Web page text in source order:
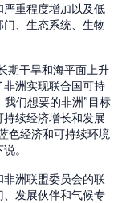
重程度增加以及低
、生态系统、生物
期干旱和海平面上升
洲实现联合国可持
们想要的非洲”目标
续经济增长和发展
色经济和可持续环境
。
洲联盟委员会的联
发展伙伴和气候专